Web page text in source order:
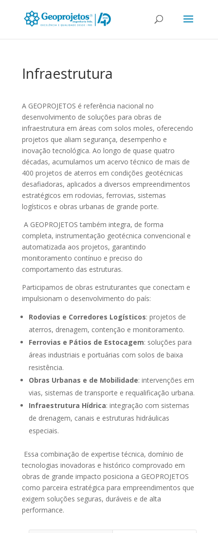
Infraestrutura
A GEOPROJETOS é referência nacional no
desenvolvimento de soluções para obras de
infraestrutura em áreas com solos moles, oferecendo
projetos que aliam segurança, desempenho e
inovação tecnológica. Ao longo de quase quatro
décadas, acumulamos um acervo técnico de mais de
400 projetos de aterros em condições geotécnicas
desafiadoras, aplicados a diversos empreendimentos
estratégicos em rodovias, ferrovias, sistemas
logísticos e obras urbanas de grande porte.
A GEOPROJETOS também integra, de forma
completa, instrumentação geotécnica convencional e
automatizada aos projetos, garantindo
monitoramento contínuo e preciso do
comportamento das estruturas.
Participamos de obras estruturantes que conectam e
impulsionam o desenvolvimento do país:
Rodovias e Corredores Logísticos: projetos de
aterros, drenagem, contenção e monitoramento.
Ferrovias e Pátios de Estocagem: soluções para
áreas industriais e portuárias com solos de baixa
resistência.
Obras Urbanas e de Mobilidade: intervenções em
vias, sistemas de transporte e requalificação urbana.
Infraestrutura Hídrica: integração com sistemas
de drenagem, canais e estruturas hidráulicas
especiais.
Essa combinação de expertise técnica, domínio de
tecnologias inovadoras e histórico comprovado em
obras de grande impacto posiciona a GEOPROJETOS
como parceira estratégica para empreendimentos que
exigem soluções seguras, duráveis e de alta
performance.